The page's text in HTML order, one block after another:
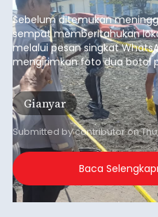
pesisir Pantai Purnama,
Sebelum ditemukan
sempat memberitahukan
melalui pesan singkat
mengirimkan foto dua botol
istrinya.
Gianyar
Submitted bycontributoron
Baca